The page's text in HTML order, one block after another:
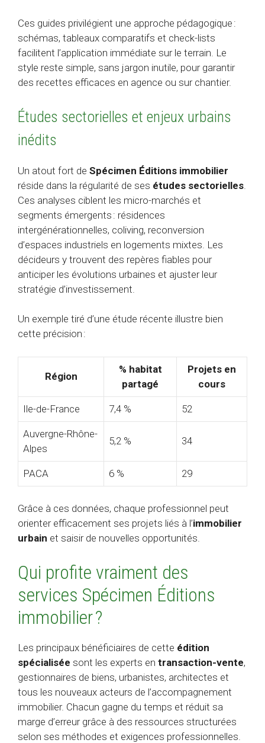
Ces guides privilégient une approche pédagogique :
schémas, tableaux comparatifs et check-lists
facilitent l’application immédiate sur le terrain. Le
style reste simple, sans jargon inutile, pour garantir
des recettes efficaces en agence ou sur chantier.
Études sectorielles et enjeux urbains
inédits
Un atout fort de Spécimen Éditions immobilier
réside dans la régularité de ses études sectorielles
Ces analyses ciblent les micro-marchés et
segments émergents : résidences
intergénérationnelles, coliving, reconversion
d’espaces industriels en logements mixtes. Les
décideurs y trouvent des repères fiables pour
anticiper les évolutions urbaines et ajuster leur
stratégie d’investissement.
Un exemple tiré d’une étude récente illustre bien
cette précision :
Région
% habitat
partagé
Projets en
cours
Ile-de-France 7,4 % 52
Auvergne-Rhône-
Alpes
5,2 % 34
PACA 6 % 29
Grâce à ces données, chaque professionnel peut
orienter efficacement ses projets liés à l’immobilier
urbain et saisir de nouvelles opportunités.
Qui profite vraiment des
services Spécimen Éditions
immobilier ?
Les principaux bénéficiaires de cette édition
spécialisée sont les experts en transaction-vente,
gestionnaires de biens, urbanistes, architectes et
tous les nouveaux acteurs de l’accompagnement
immobilier. Chacun gagne du temps et réduit sa
marge d’erreur grâce à des ressources structurées
selon ses méthodes et exigences professionnelles.